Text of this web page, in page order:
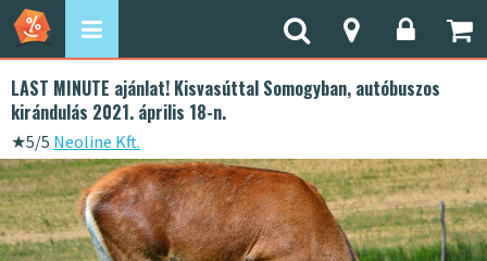
LAST MINUTE ajánlat! Kisvasúttal Somogyban, autóbuszos
kirándulás 2021. április 18-n.
★5/5 Neoline Kft.